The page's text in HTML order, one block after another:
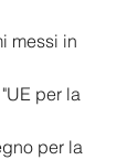
messi in
per la
per la